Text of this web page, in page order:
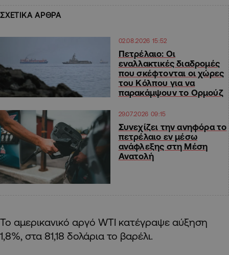
ΣΧΕΤΙΚΑ ΑΡΘΡΑ
02.08.2026 15:52
Πετρέλαιο: Οι
εναλλακτικές διαδρομές
που σκέφτονται οι χώρες
του Κόλπου για να
παρακάμψουν το Ορμούζ
29.07.2026 09:15
Συνεχίζει την ανηφόρα το
πετρέλαιο εν μέσω
ανάφλεξης στη Μέση
Ανατολή
Το αμερικανικό αργό WTI κατέγραψε αύξηση
1,8%, στα 81,18 δολάρια το βαρέλι.